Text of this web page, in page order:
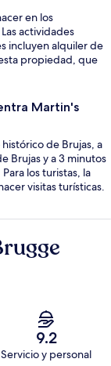
en los
actividades
incluyen alquiler de
propiedad, que
Martin's
de Brujas, a
Brujas y a 3 minutos
los turistas, la
visitas turísticas.
9.2
Servicio y personal